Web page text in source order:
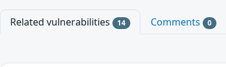
Related vulnerabilities 14 Comments 0